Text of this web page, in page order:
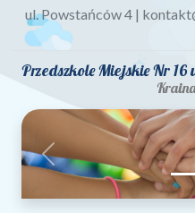
ul. Powstańców 4 |
Przedszkole Miejskie Nr 16
Previous